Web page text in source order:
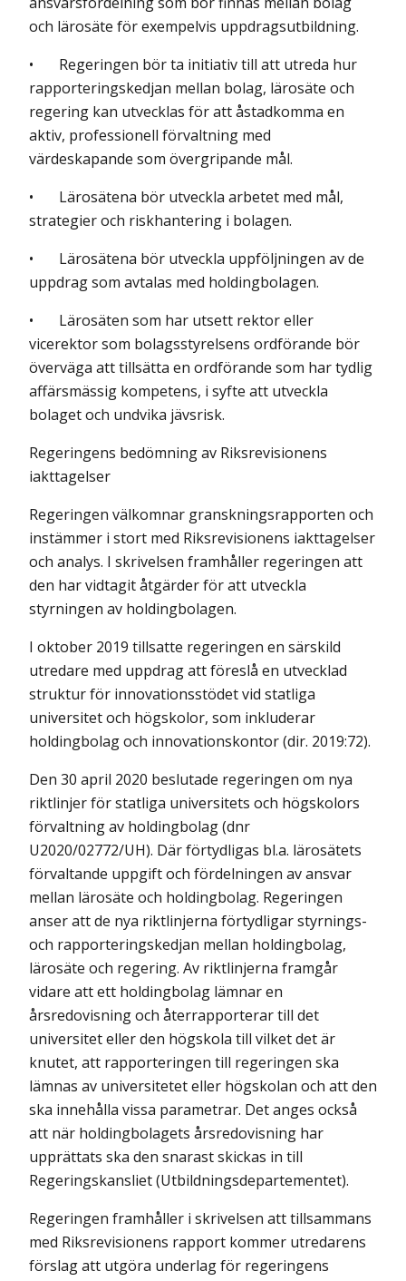
och lärosäte för exempelvis uppdragsutbildning.
• Regeringen bör ta initiativ till att utreda hur
rapporteringskedjan mellan bolag, lärosäte och
regering kan utvecklas för att åstadkomma en
aktiv, professionell förvaltning med
värdeskapande som övergripande mål.
• Lärosätena bör utveckla arbetet med mål,
strategier och riskhantering i bolagen.
• Lärosätena bör utveckla uppföljningen av de
uppdrag som avtalas med holdingbolagen.
• Lärosäten som har utsett rektor eller
vicerektor som bolagsstyrelsens ordförande bör
överväga att tillsätta en ordförande som har tydlig
affärsmässig kompetens, i syfte att utveckla
bolaget och undvika jävsrisk.
Regeringens bedömning av Riksrevisionens
iakttagelser
Regeringen välkomnar granskningsrapporten och
instämmer i stort med Riksrevisionens iakttagelser
och analys. I skrivelsen framhåller regeringen att
den har vidtagit åtgärder för att utveckla
styrningen av holdingbolagen.
I oktober 2019 tillsatte regeringen en särskild
utredare med uppdrag att föreslå en utvecklad
struktur för innovationsstödet vid statliga
universitet och högskolor, som inkluderar
holdingbolag och innovationskontor (dir. 2019:72).
Den 30 april 2020 beslutade regeringen om nya
riktlinjer för statliga uni­versitets och högskolors
förvaltning av holdingbolag (dnr
U2020/02772/UH). Där förtydligas bl.a. lärosätets
förvaltande uppgift och fördelningen av ansvar
mellan lärosäte och holdingbolag. Regeringen
anser att de nya riktlinjerna förtydligar styrnings-
och rapporteringskedjan mellan holdingbolag,
lärosäte och regering. Av riktlinjerna framgår
vidare att ett holdingbolag lämnar en
årsredovisning och återrapporterar till det
universitet eller den högskola till vilket det är
knutet, att rapporteringen till regeringen ska
lämnas av universitetet eller högskolan och att den
ska innehålla vissa parametrar. Det anges också
att när holdingbolagets årsredovisning har
upprättats ska den snarast skickas in till
Regeringskansliet (Utbildningsdepartementet).
Regeringen framhåller i skrivelsen att tillsammans
med Riksrevisionens rapport kommer utredarens
förslag att utgöra underlag för regeringens